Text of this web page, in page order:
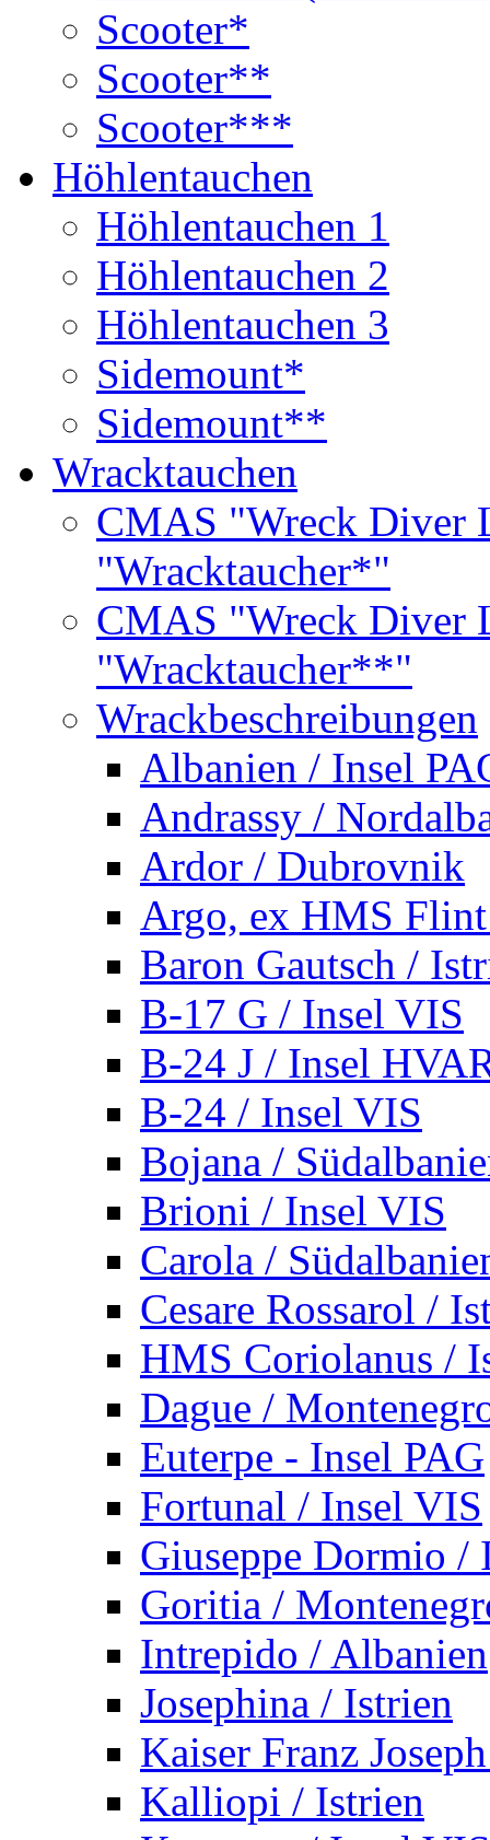
Scooter*
Scooter**
Scooter***
Höhlentauchen
Höhlentauchen 1
Höhlentauchen 2
Höhlentauchen 3
Sidemount*
Sidemount**
Wracktauchen
CMAS "Wreck Diver
"Wracktaucher*"
CMAS "Wreck Diver
"Wracktaucher**"
Wrackbeschreibungen
Albanien / Insel
Andrassy /
Ardor / Dubrovnik
Argo, ex HMS
Baron Gautsch /
B-17 G / Insel VIS
B-24 J / Insel
B-24 / Insel VIS
Bojana /
Brioni / Insel VIS
Carola /
Cesare Rossarol /
HMS Coriolanus /
Dague /
Euterpe - Insel PAG
Fortunal / Insel VIS
Giuseppe Dormio /
Goritia /
Intrepido / Albanien
Josephina / Istrien
Kaiser Franz
Kalliopi / Istrien